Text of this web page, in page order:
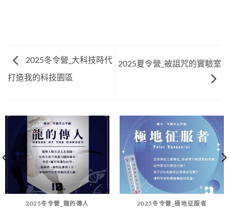
2025冬令營_大科技時代
打造我的科技園區
2025夏令營_被詛咒的實驗室
2025冬令營_龍的傳人 2025冬令營_極地征服者